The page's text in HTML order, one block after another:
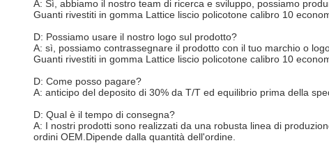
A: Sì, abbiamo il nostro team di ricerca e sviluppo, possiamo
Guanti rivestiti in gomma Lattice liscio policotone calibro 10
D: Possiamo usare il nostro logo sul prodotto?
A: sì, possiamo contrassegnare il prodotto con il tuo marchio o
Guanti rivestiti in gomma Lattice liscio policotone calibro 10
D: Come posso pagare?
A: anticipo del deposito di 30% da T/T ed equilibrio prima della
D: Qual è il tempo di consegna?
A: I nostri prodotti sono realizzati da una robusta linea di
ordini OEM.Dipende dalla quantità dell'ordine.